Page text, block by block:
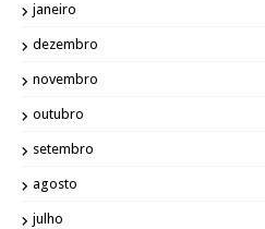
janeiro
dezembro
novembro
outubro
setembro
agosto
julho